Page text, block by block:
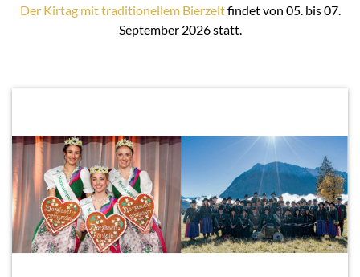
Der Kirtag mit traditionellem Bierzeltfindet von 05. bis 07.
September 2026 statt.